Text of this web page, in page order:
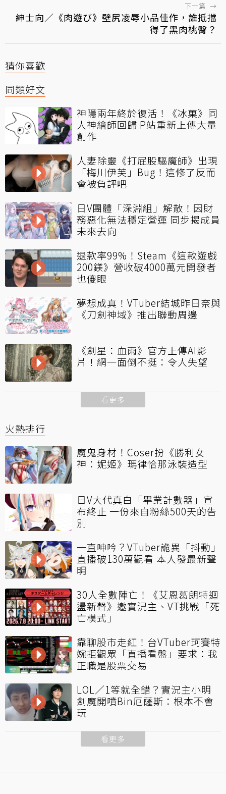
下一篇 →
紳士向／《肉遊び》壁尻凌辱小品佳作，誰抵擋
得了黑肉桃臀？
猜你喜歡
同類好文
神隱兩年終於復活！《冰菓》同
人神繪師回歸 P站重新上傳大量
創作
人妻除靈《打屁股驅魔師》出現
「梅川伊芙」Bug！這修了反而
會被負評吧
日V團體「深淵組」解散！因財
務惡化無法穩定營運 同步揭成員
未來去向
退款率99%！Steam《這款遊戲
200鎂》營收破4000萬元開發者
也傻眼
夢想成真！VTuber結城昨日奈與
《刀劍神域》推出聯動周邊
《劍星：血雨》官方上傳AI影
片！網一面倒不挺：令人失望
看更多
火熱排行
魔鬼身材！Coser扮《勝利女
神：妮姬》瑪律恰那泳裝造型
日V大代真白「畢業計數器」宣
布終止 一份來自粉絲500天的告
別
一直呻吟？VTuber詭異「抖動」
直播破130萬觀看 本人發最新聲
明
30人全數陣亡！《艾恩葛朗特迴
盪新聲》邀實況主、VT挑戰「死
亡模式」
靠聊股市走紅！台VTuber珂賽特
婉拒觀眾「直播看盤」要求：我
正職是股票交易
LOL／1等就全錯？實況主小明
劍魔開噴Bin厄薩斯：根本不會
玩
看更多